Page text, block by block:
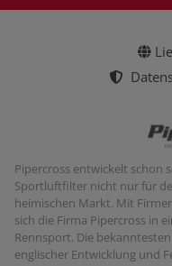
Pipercross entwickelt schon
Sportluftfilter nicht nur für
heimischen Markt. Mit
sich die Firma Pipercross in
Rennsport. Die
englischer Entwicklung und